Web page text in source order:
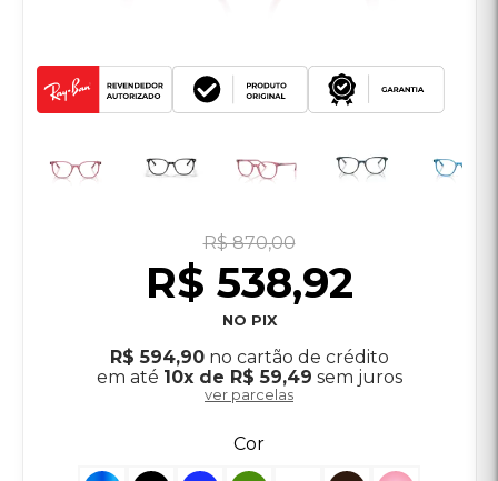
R$ 870,00
R$ 538,92
NO PIX
R$ 594,90no cartão de crédito
em até 10x de R$ 59,49 sem juros
ver parcelas
Cor